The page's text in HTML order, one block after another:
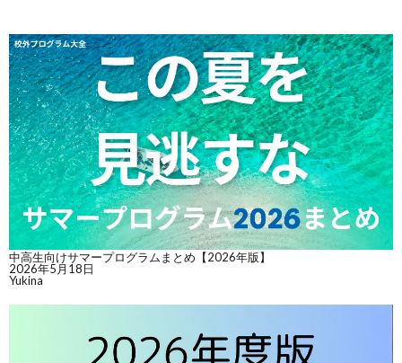
中高生向けサマープログラムまとめ【2026年版】
2026年5月18日
Yukina